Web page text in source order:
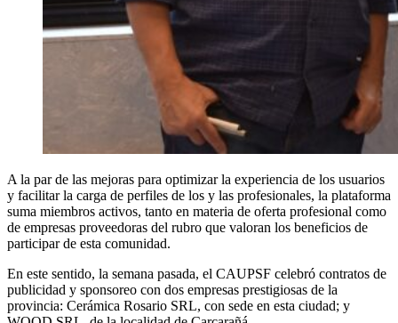
A la par de las mejoras para optimizar la experiencia de los usuarios
y facilitar la carga de perfiles de los y las profesionales, la plataforma
suma miembros activos, tanto en materia de oferta profesional como
de empresas proveedoras del rubro que valoran los beneficios de
participar de esta comunidad.
En este sentido, la semana pasada, el CAUPSF celebró contratos de
publicidad y sponsoreo con dos empresas prestigiosas de la
provincia: Cerámica Rosario SRL, con sede en esta ciudad; y